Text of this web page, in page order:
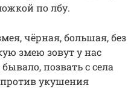
по лбу.
чёрная, большая, без
змею зовут у нас
позвать с села
против укушения